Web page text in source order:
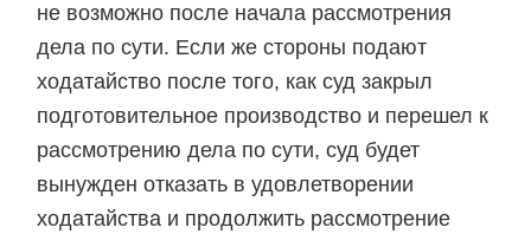
не возможно после начала рассмотрения
дела по сути. Если же стороны подают
ходатайство после того, как суд закрыл
подготовительное производство и перешел к
рассмотрению дела по сути, суд будет
вынужден отказать в удовлетворении
ходатайства и продолжить рассмотрение